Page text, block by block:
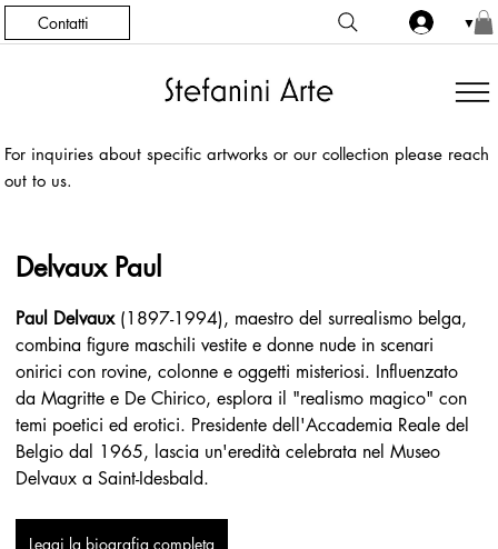
Contatti ▼
For inquiries about specific artworks or our collection please reach
out to us.
Paul Delvaux (1897-1994), maestro del surrealismo belga,
combina figure maschili vestite e donne nude in scenari
onirici con rovine, colonne e oggetti misteriosi. Influenzato
da Magritte e De Chirico, esplora il "realismo magico" con
temi poetici ed erotici. Presidente dell'Accademia Reale del
Belgio dal 1965, lascia un'eredità celebrata nel Museo
Delvaux a Saint-Idesbald.
Leggi la biografia completa
Delvaux Paul